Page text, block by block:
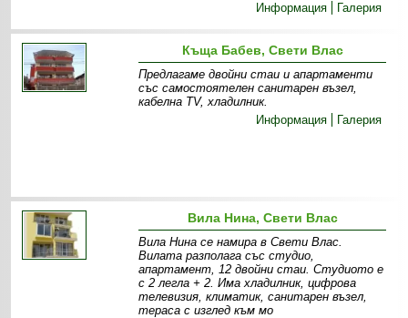
Информация
Галерия
Къща Бабев, Свети Влас
Предлагаме двойни стаи и апартаменти
със самостоятелен санитарен възел,
кабелна TV, хладилник.
Информация
Галерия
Вила Нина, Свети Влас
Вила Нина се намира в Свети Влас.
Вилата разполага със студио,
апартамент, 12 двойни стаи. Студиото е
с 2 легла + 2. Има хладилник, цифрова
телевизия, климатик, санитарен възел,
тераса с изглед към мо